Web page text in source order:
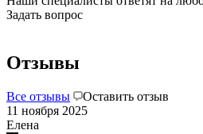
Задать вопрос
Отзывы
Все отзывы
Оставить отзыв
11 ноября 2025
Елена